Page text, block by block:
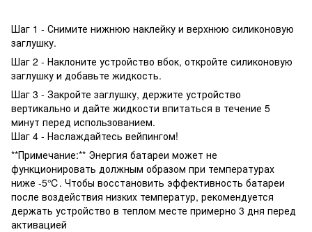
Шаг 1 - Снимите нижнюю наклейку и верхнюю силиконовую
заглушку.
Шаг 2 - Наклоните устройство вбок, откройте силиконовую
заглушку и добавьте жидкость.
Шаг 3 - Закройте заглушку, держите устройство
вертикально и дайте жидкости впитаться в течение 5
минут перед использованием.
Шаг 4 - Наслаждайтесь вейпингом!
**Примечание:** Энергия батареи может не
функционировать должным образом при температурах
ниже -5℃. Чтобы восстановить эффективность батареи
после воздействия низких температур, рекомендуется
держать устройство в теплом месте примерно 3 дня перед
активацией